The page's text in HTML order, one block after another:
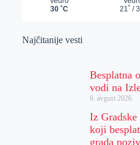
Najčitanije vesti
Besplatna
vodi na
6. avgust 2026.
Iz
koji
grada